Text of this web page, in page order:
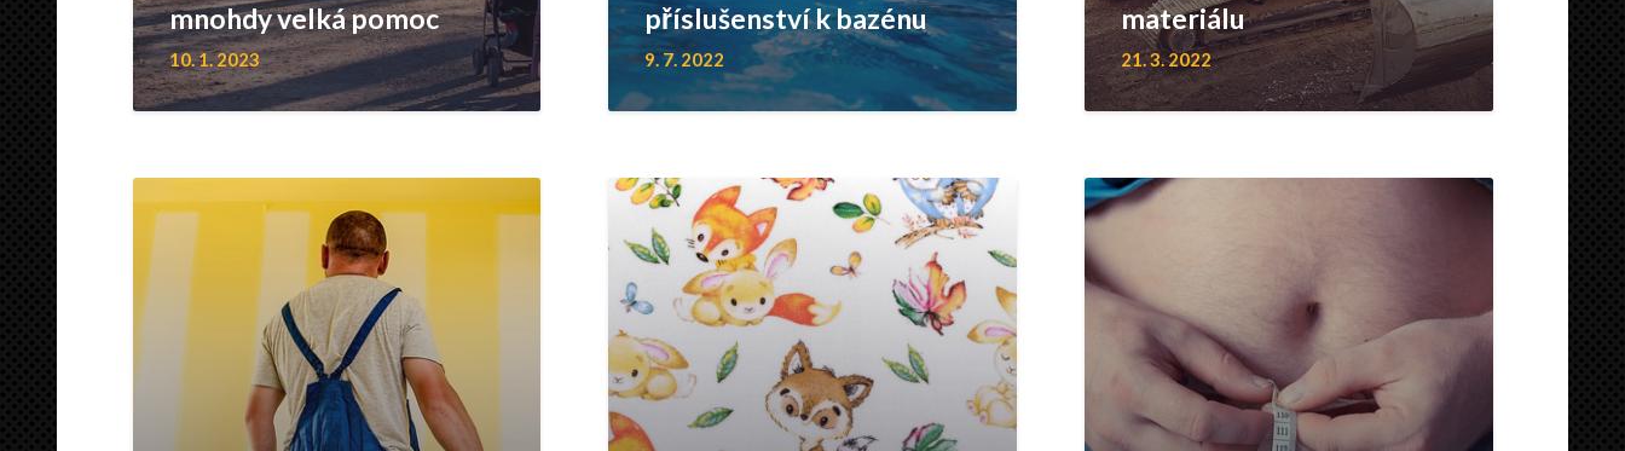
mnohdy velká pomoc
10. 1. 2023
příslušenství k bazénu
9. 7. 2022
materiálu
21. 3. 2022